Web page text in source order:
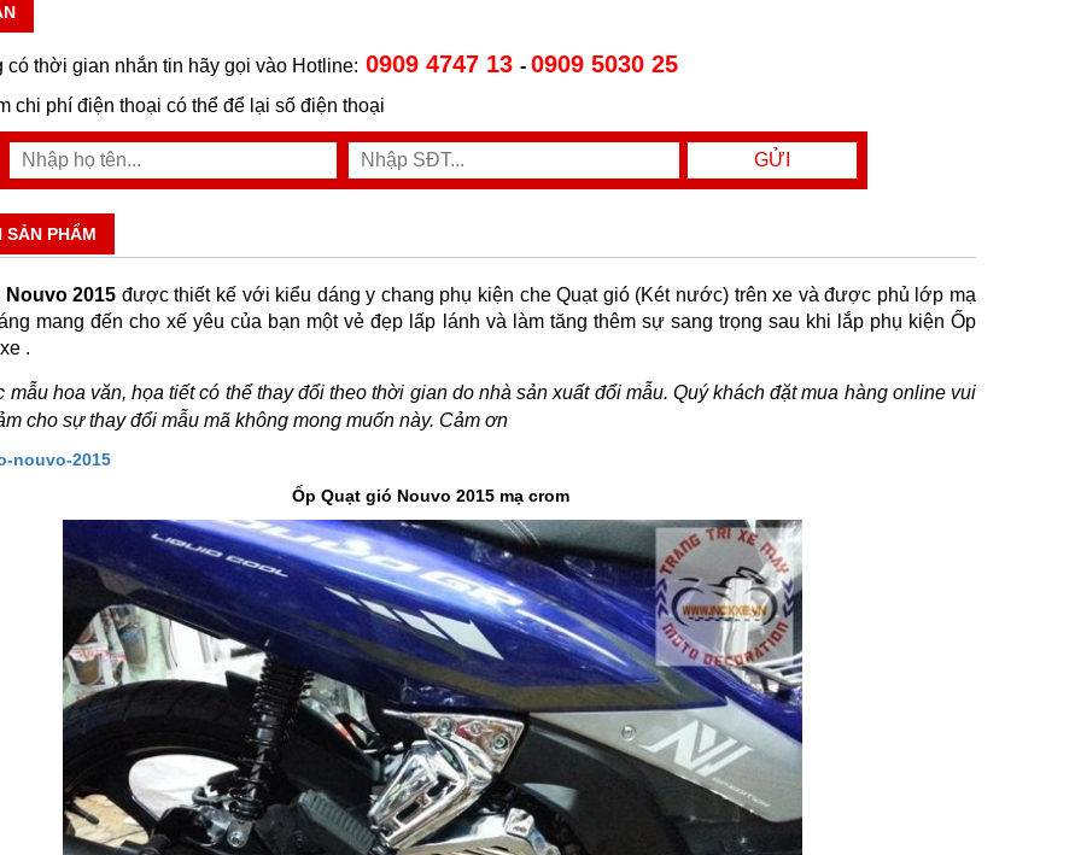
có thời gian nhắn tin hãy gọi vào Hotline: 0909 4747 13 - 0909 5030 25
chi phí điện thoại có thể để lại số điện thoại
SẢN PHẨM
Nouvo 2015 được thiết kế với kiểu dáng y chang phụ kiện che Quạt gió (Két nước) trên xe và được phủ lớp mạ
mang đến cho xế yêu của bạn một vẻ đẹp lấp lánh và làm tăng thêm sự sang trọng sau khi lắp phụ kiện Ốp
.
mẫu hoa văn, họa tiết có thể thay đổi theo thời gian do nhà sản xuất đổi mẫu. Quý khách đặt mua hàng online vui
cho sự thay đổi mẫu mã không mong muốn này. Cảm ơn
Ốp Quạt gió Nouvo 2015 mạ crom